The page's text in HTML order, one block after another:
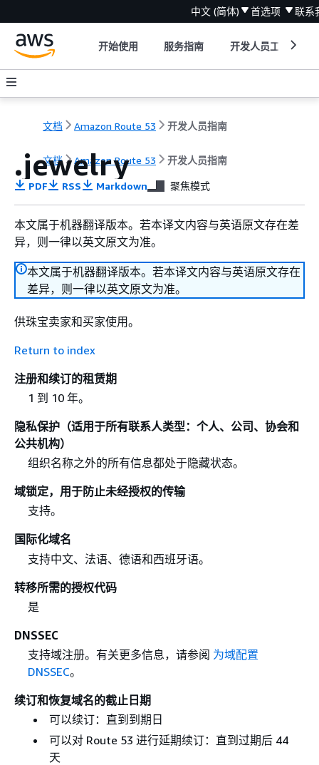
中文 (简体) 首选项 联系
开始使用 服务指南 开发人员工具
文档 Amazon Route 53 开发人员指南
文档 Amazon Route 53 开发人员指南
.jewelry
PDF RSS Markdown 聚焦模式
本文属于机器翻译版本。若本译文内容与英语原文存在差
异，则一律以英文原文为准。
本文属于机器翻译版本。若本译文内容与英语原文存在
差异，则一律以英文原文为准。
供珠宝卖家和买家使用。
Return to index
注册和续订的租赁期
1 到 10 年。
隐私保护（适用于所有联系人类型：个人、公司、协会和
公共机构）
组织名称之外的所有信息都处于隐藏状态。
域锁定，用于防止未经授权的传输
支持。
国际化域名
支持中文、法语、德语和西班牙语。
转移所需的授权代码
是
DNSSEC
支持域注册。有关更多信息，请参阅 为域配置
DNSSEC。
续订和恢复域名的截止日期
可以续订：直到到期日
可以对 Route 53 进行延期续订：直到过期后 44
天